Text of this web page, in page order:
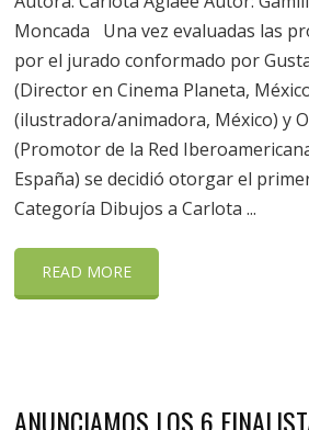
Moncada Una vez evaluadas las
por el jurado conformado por
(Director en Cinema Planeta,
(ilustradora/animadora, México) y
(Promotor de la Red
España) se decidió otorgar el
Categoría Dibujos a Carlota ...
READ MORE
ANUNCIAMOS LOS 6